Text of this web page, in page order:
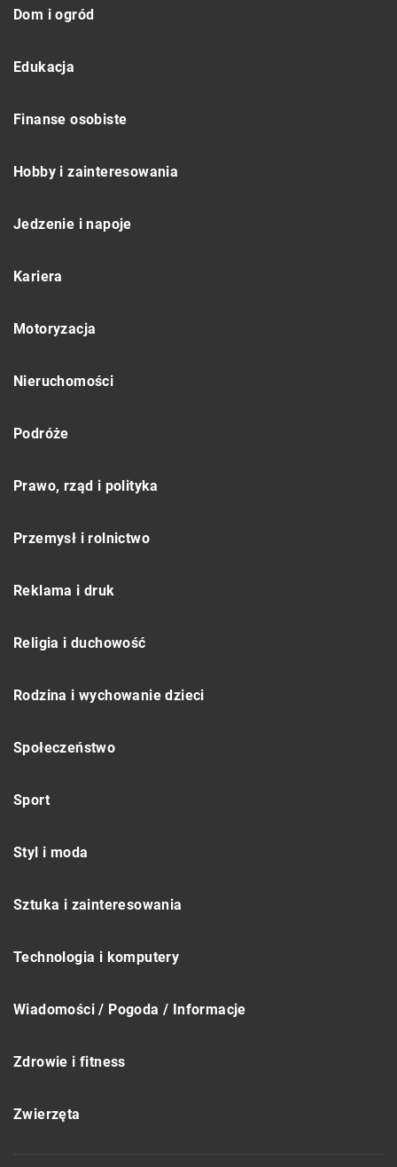
Dom i ogród
Edukacja
Finanse osobiste
Hobby i zainteresowania
Jedzenie i napoje
Kariera
Motoryzacja
Nieruchomości
Podróże
Prawo, rząd i polityka
Przemysł i rolnictwo
Reklama i druk
Religia i duchowość
Rodzina i wychowanie dzieci
Społeczeństwo
Sport
Styl i moda
Sztuka i zainteresowania
Technologia i komputery
Wiadomości / Pogoda / Informacje
Zdrowie i fitness
Zwierzęta